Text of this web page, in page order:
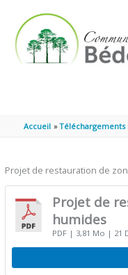
Accueil Téléchargements
Projet de restauration de
Projet de
humides
PDF | 3,81 Mo | 21